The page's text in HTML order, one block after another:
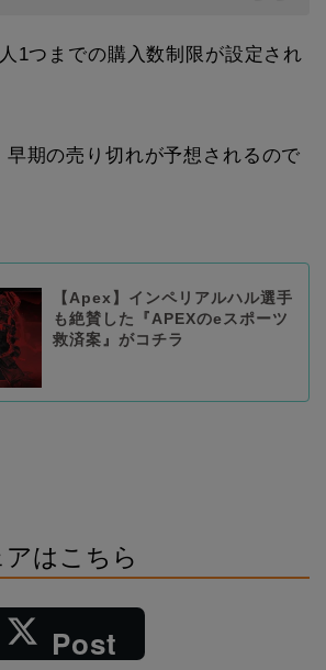
1つまでの購入数制限が設定され
早期の売り切れが予想されるので
【Apex】インペリアルハル選手
も絶賛した『APEXのeスポーツ
救済案』がコチラ
はこちら
Post